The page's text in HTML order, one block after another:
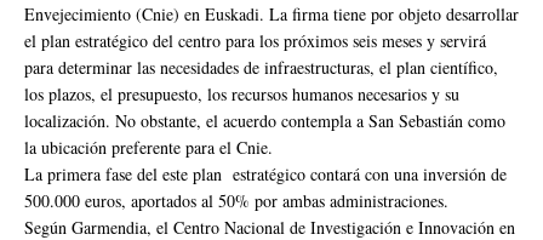
Envejecimiento (Cnie) en Euskadi. La firma tiene por objeto desarrollar
el plan estratégico del centro para los próximos seis meses y servirá
para determinar las necesidades de infraestructuras, el plan científico,
los plazos, el presupuesto, los recursos humanos necesarios y su
localización. No obstante, el acuerdo contempla a San Sebastián como
la ubicación preferente para el Cnie.
La primera fase del este plan estratégico contará con una inversión de
500.000 euros, aportados al 50% por ambas administraciones.
Según Garmendia, el Centro Nacional de Investigación e Innovación en